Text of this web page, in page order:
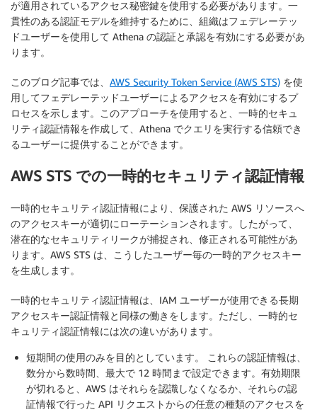
が適用されているアクセス秘密鍵を使用する必要があります。一
貫性のある認証モデルを維持するために、組織はフェデレーテッ
ドユーザーを使用して Athena の認証と承認を有効にする必要があ
ります。
このブログ記事では、 AWS Security Token Service (AWS STS) を使
用してフェデレーテッドユーザーによるアクセスを有効にするプ
ロセスを示します。このアプローチを使用すると、一時的セキュ
リティ認証情報を作成して、Athena でクエリを実行する信頼でき
るユーザーに提供することができます。
AWS STS での一時的セキュリティ認証情報
一時的セキュリティ認証情報により、保護された AWS リソースへ
のアクセスキーが適切にローテーションされます。したがって、
潜在的なセキュリティリークが捕捉され、修正される可能性があ
ります。AWS STS は、こうしたユーザー毎の一時的アクセスキー
を生成します。
一時的セキュリティ認証情報は、IAM ユーザーが使用できる長期
アクセスキー認証情報と同様の働きをします。ただし、一時的セ
キュリティ認証情報には次の違いがあります。
短期間の使用のみを目的としています。
これらの認証情報は、
数分から数時間、最大で 12 時間まで設定できます。有効期限
が切れると、AWS はそれらを認識しなくなるか、それらの認
証情報で行った API リクエストからの任意の種類のアクセスを